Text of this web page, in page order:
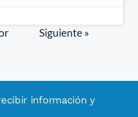
Siguiente »
información y